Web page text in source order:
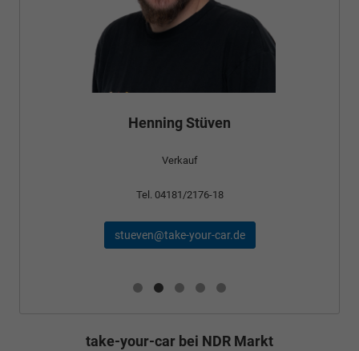
Henning Stüven
Verkauf
Tel. 04181/2176-18
stueven@take-your-car.de
take-your-car bei NDR Markt